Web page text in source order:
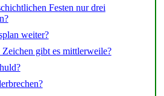
Festen nur drei
weiter?
gibt es mittlerweile?